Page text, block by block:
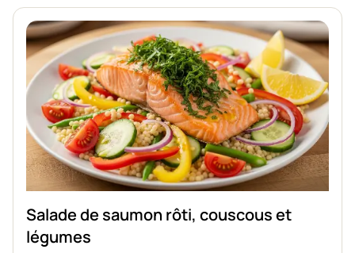
Salade de saumon rôti, couscous et
légumes